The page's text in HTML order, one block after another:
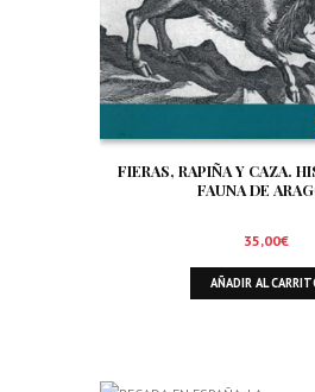
FIERAS, RAPIÑA Y CAZA.
FAUNA DE
35,00€
AÑADIR AL